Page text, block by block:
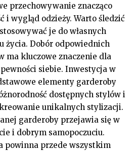
przechowywanie znacząco
i wygląd odzieży. Warto śledzić
je do własnych
życia. Dobór odpowiednich
ma kluczowe znaczenie dla
siebie. Inwestycja w
elementy garderoby
dostępnych stylów i
unikalnych stylizacji.
garderoby przejawia się w
i dobrym samopoczuciu.
powinna przede wszystkim